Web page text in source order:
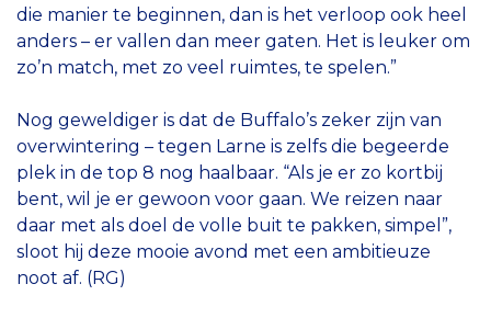
die manier te beginnen, dan is het verloop ook heel
anders – er vallen dan meer gaten. Het is leuker om
zo’n match, met zo veel ruimtes, te spelen.”
Nog geweldiger is dat de Buffalo’s zeker zijn van
overwintering – tegen Larne is zelfs die begeerde
plek in de top 8 nog haalbaar. “Als je er zo kortbij
bent, wil je er gewoon voor gaan. We reizen naar
daar met als doel de volle buit te pakken, simpel”,
sloot hij deze mooie avond met een ambitieuze
noot af. (RG)